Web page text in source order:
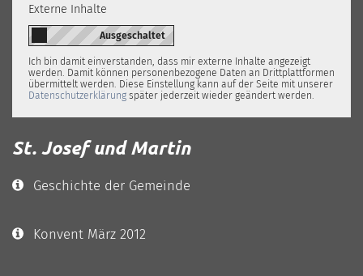
Externe Inhalte
Ich bin damit einverstanden, dass mir externe Inhalte angezeigt
werden. Damit können personenbezogene Daten an Drittplattformen
übermittelt werden. Diese Einstellung kann auf der Seite mit unserer
Datenschutzerklärung später jederzeit wieder geändert werden.
St. Josef und Martin
Geschichte der Gemeinde
Konvent März 2012